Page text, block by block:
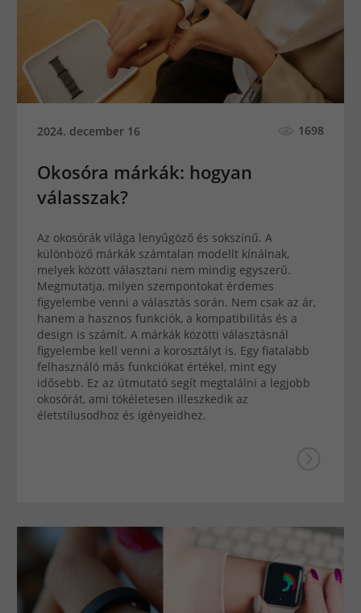
2024. december 16 1698
Okosóra márkák: hogyan
válasszak?
Az okosórák világa lenyűgöző és sokszínű. A
különböző márkák számtalan modellt kínálnak,
melyek között választani nem mindig egyszerű.
Megmutatja, milyen szempontokat érdemes
figyelembe venni a választás során. Nem csak az ár,
hanem a hasznos funkciók, a kompatibilitás és a
design is számít. A márkák közötti választásnál
figyelembe kell venni a korosztályt is. Egy fiatalabb
felhasználó más funkciókat értékel, mint egy
idősebb. Ez az útmutató segít megtalálni a legjobb
okosórát, ami tökéletesen illeszkedik az
életstílusodhoz és igényeidhez.